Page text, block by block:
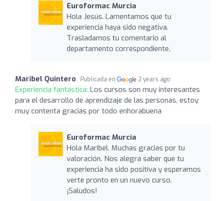
Euroformac Murcia
Hola Jesús. Lamentamos que tu
experiencia haya sido negativa.
Trasladamos tu comentario al
departamento correspondiente.
Maribel Quintero Publicada en 2 years ago
Experiencia fantástica: Los cursos son muy interesantes
para el desarrollo de aprendizaje de las personas, estoy
muy contenta gracias por todo enhorabuena
Euroformac Murcia
Hola Maribel. Muchas gracias por tu
valoración. Nos alegra saber que tu
experiencia ha sido positiva y esperamos
verte pronto en un nuevo curso.
¡Saludos!